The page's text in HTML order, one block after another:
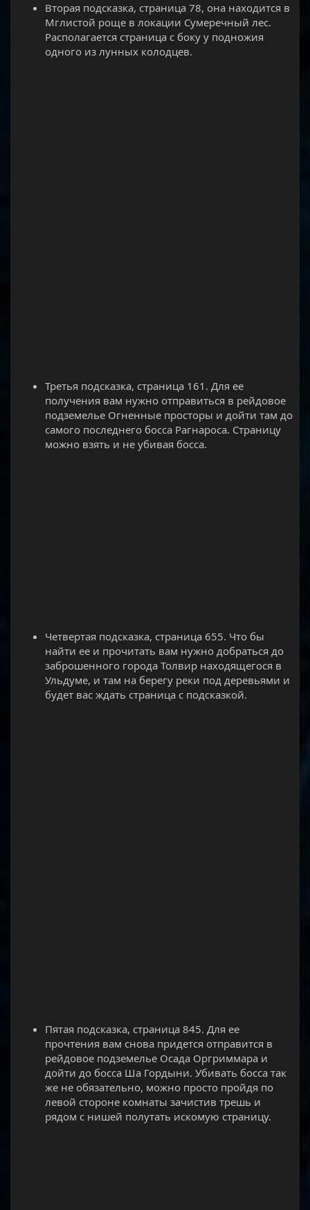
Вторая подсказка, страница 78, она находится в
Мглистой роще в локации Сумеречный лес.
Располагается страница с боку у подножия
одного из лунных колодцев.
Третья подсказка, страница 161. Для ее
получения вам нужно отправиться в рейдовое
подземелье Огненные просторы и дойти там до
самого последнего босса Рагнароса. Страницу
можно взять и не убивая босса.
Четвертая подсказка, страница 655. Что бы
найти ее и прочитать вам нужно добраться до
заброшенного города Толвир находящегося в
Ульдуме, и там на берегу реки под деревьями и
будет вас ждать страница с подсказкой.
Пятая подсказка, страница 845. Для ее
прочтения вам снова придется отправится в
рейдовое подземелье Осада Оргриммара и
дойти до босса Ша Гордыни. Убивать босса так
же не обязательно, можно просто пройдя по
левой стороне комнаты зачистив трешь и
рядом с нишей полутать искомую страницу.